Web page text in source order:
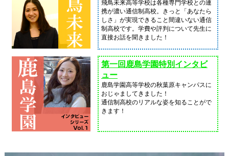
飛鳥未来高等学校は各種専門学校との連
携が濃い通信制高校。きっと「あなたら
しさ」が実現できること間違いない通信
制高校です。学費や評判について先生に
直接お話を聞きました！
第一回鹿島学園特別インタビ
ュー
鹿島学園高等学校の秋葉原キャンパスに
おじゃましてきました！
通信制高校のリアルな姿を知ることがで
きます！